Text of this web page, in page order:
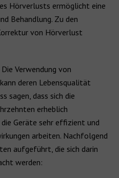
Hörverlusts ermöglicht eine
Behandlung. Zu den
von Hörverlust
Verwendung von
deren Lebensqualität
sagen, dass sich die
erheblich
Geräte sehr effizient und
arbeiten. Nachfolgend
aufgeführt, die sich darin
werden: